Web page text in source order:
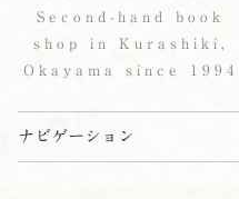
Second-hand book
shop in Kurashiki,
Okayama since 1994
ナビゲーション